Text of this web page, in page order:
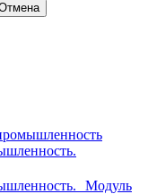
Модуль